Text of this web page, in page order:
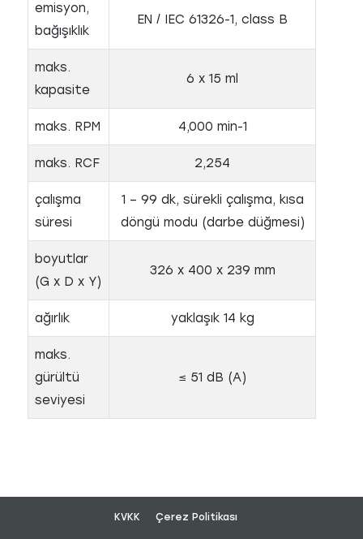
emisyon,
bağışıklık
EN / IEC 61326-1, class B
maks.
kapasite
6 x 15 ml
maks. RPM 4,000 min-1
maks. RCF 2,254
çalışma
süresi
1 – 99 dk, sürekli çalışma, kısa
döngü modu (darbe düğmesi)
boyutlar
(G x D x Y)
326 x 400 x 239 mm
ağırlık yaklaşık 14 kg
maks.
gürültü
seviyesi
≤ 51 dB (A)
KVKK Çerez Politikası